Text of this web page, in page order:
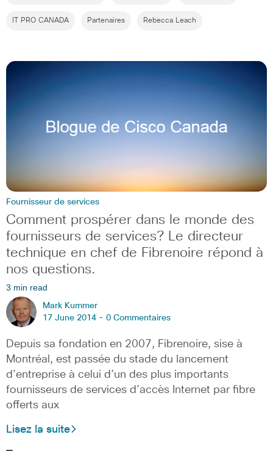
IT PRO CANADA Partenaires Rebecca Leach
Fournisseur de services
Comment prospérer dans le monde des
fournisseurs de services? Le directeur
technique en chef de Fibrenoire répond à
nos questions.
3 min read
Mark Kummer
17 June 2014 - 0 Commentaires
Depuis sa fondation en 2007, Fibrenoire, sise à
Montréal, est passée du stade du lancement
d’entreprise à celui d’un des plus importants
fournisseurs de services d’accès Internet par fibre
offerts aux
Lisez la suite